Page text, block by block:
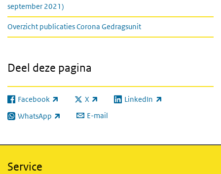
september 2021)
Overzicht publicaties Corona Gedragsunit
Deel deze pagina
Facebook
(externe link) X
(externe link) LinkedIn
(externe link)
WhatsApp
(externe link) E-mail
Service